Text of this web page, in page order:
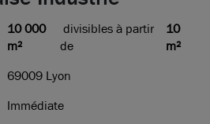
10 000
m²
divisibles à partir
de
10
m²
69009 Lyon
Immédiate